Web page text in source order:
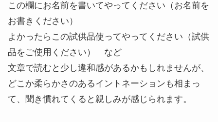
この欄にお名前を書いてやってください （お名前を
お書きください ）
よかったらこの試供品使ってやってください（試供
品を ご使用ください ） など
文章で読むと少し違和感があるかもしれませんが、
どこか柔らかさのあるイントネーションも相まっ
て、聞き慣れてくると親しみが感じられます。